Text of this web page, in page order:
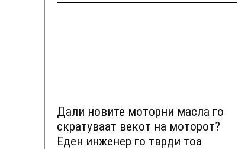
Дали новите моторни масла го
скратуваат векот на моторот?
Еден инженер го тврди тоа